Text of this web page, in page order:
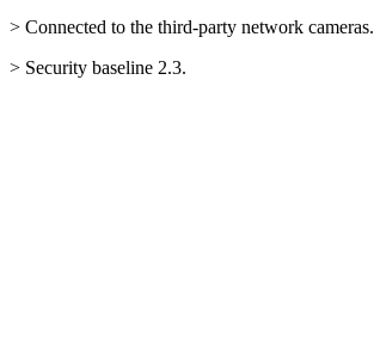
> Connected to the third-party network cameras.
> Security baseline 2.3.